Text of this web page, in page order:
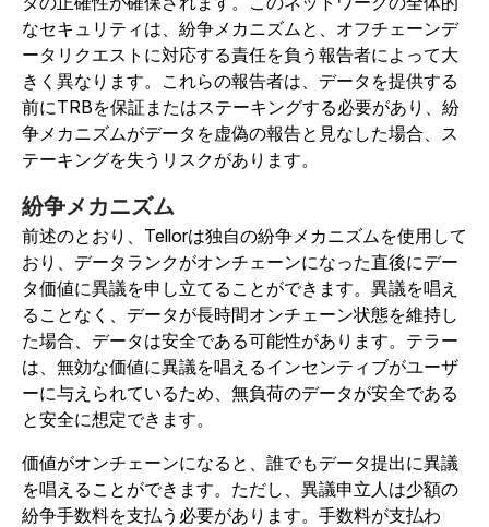
なセキュリティは、紛争メカニズムと、オフチェーンデ
ータリクエストに対応する責任を負う報告者によって大
きく異なります。これらの報告者は、データを提供する
前にTRBを保証またはステーキングする必要があり、紛
争メカニズムがデータを虚偽の報告と見なした場合、ス
テーキングを失うリスクがあります。
紛争メカニズム
前述のとおり、Tellorは独自の紛争メカニズムを使用して
おり、データランクがオンチェーンになった直後にデー
タ価値に異議を申し立てることができます。 異議を唱え
ることなく、データが長時間オンチェーン状態を維持し
た場合、データは安全である可能性があります。テラー
は、無効な価値に異議を唱えるインセンティブがユーザ
ーに与えられているため、無負荷のデータが安全である
と安全に想定できます。
価値がオンチェーンになると、誰でもデータ提出に異議
を唱えることができます。ただし、異議申立人は少額の
紛争手数料を支払う必要があります。手数料が支払わ